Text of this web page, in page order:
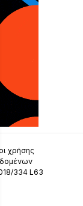
χρήσης
334 L63